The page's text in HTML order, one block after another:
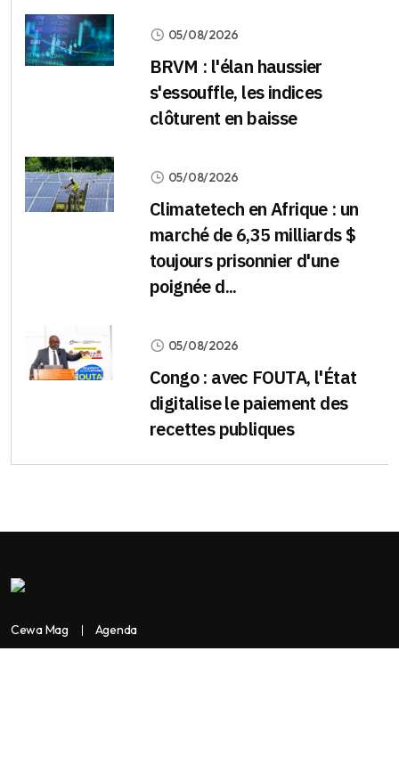
05/08/2026
BRVM : l'élan haussier
s'essouffle, les indices
clôturent en baisse
05/08/2026
Climatetech en Afrique : un
marché de 6,35 milliards $
toujours prisonnier d'une
poignée d...
05/08/2026
Congo : avec FOUTA, l'État
digitalise le paiement des
recettes publiques
Cewa Mag Agenda